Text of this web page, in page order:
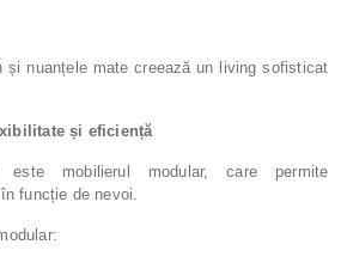
și nuanțele mate creează un living sofisticat
și eficiență
mobilierul modular, care permite
funcție de nevoi.